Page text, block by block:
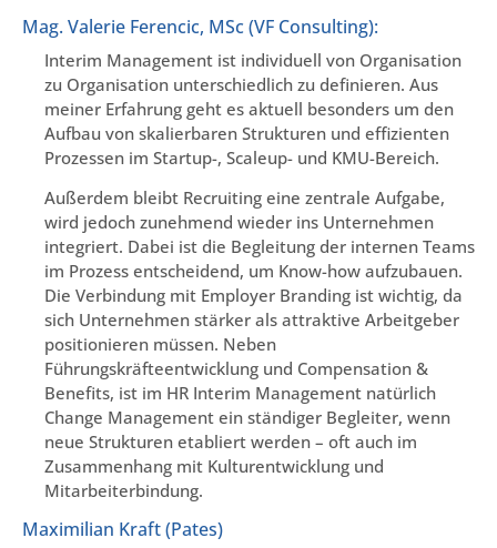
Mag. Valerie Ferencic, MSc (VF Consulting):
Interim Management ist individuell von Organisation
zu Organisation unterschiedlich zu definieren. Aus
meiner Erfahrung geht es aktuell besonders um den
Aufbau von skalierbaren Strukturen und effizienten
Prozessen im Startup-, Scaleup- und KMU-Bereich.
Außerdem bleibt Recruiting eine zentrale Aufgabe,
wird jedoch zunehmend wieder ins Unternehmen
integriert. Dabei ist die Begleitung der internen Teams
im Prozess entscheidend, um Know-how aufzubauen.
Die Verbindung mit Employer Branding ist wichtig, da
sich Unternehmen stärker als attraktive Arbeitgeber
positionieren müssen. Neben
Führungskräfteentwicklung und Compensation &
Benefits, ist im HR Interim Management natürlich
Change Management ein ständiger Begleiter, wenn
neue Strukturen etabliert werden – oft auch im
Zusammenhang mit Kulturentwicklung und
Mitarbeiterbindung.
Maximilian Kraft (Pates)